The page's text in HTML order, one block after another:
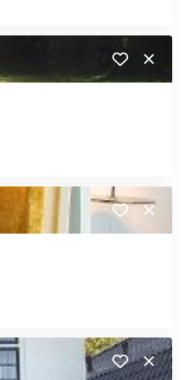
Close
Close
Close